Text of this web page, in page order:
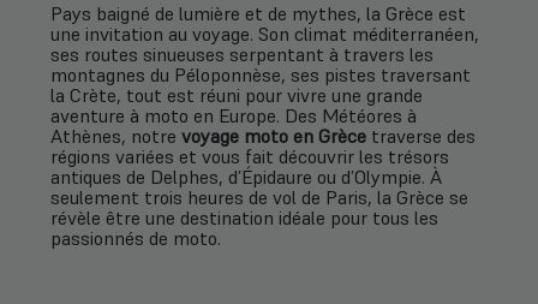
Pays baigné de lumière et de mythes, la Grèce est
une invitation au voyage. Son climat méditerranéen,
ses routes sinueuses serpentant à travers les
montagnes du Péloponnèse, ses pistes traversant
la Crète, tout est réuni pour vivre une grande
aventure à moto en Europe. Des Météores à
Athènes, notre voyage moto en Grèce traverse des
régions variées et vous fait découvrir les trésors
antiques de Delphes, d’Épidaure ou d’Olympie. À
seulement trois heures de vol de Paris, la Grèce se
révèle être une destination idéale pour tous les
passionnés de moto.